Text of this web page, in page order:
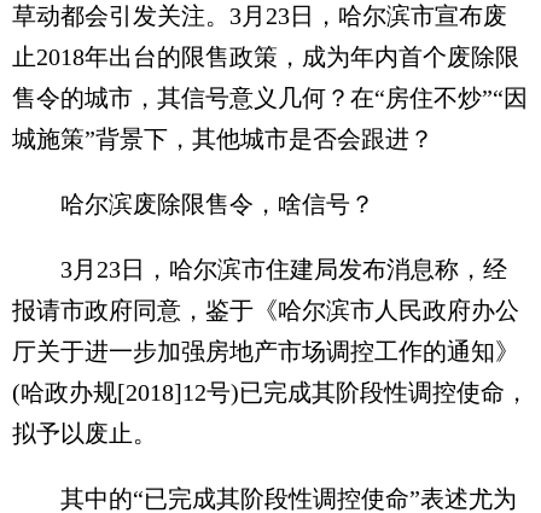
草动都会引发关注。3月23日，哈尔滨市宣布废
止2018年出台的限售政策，成为年内首个废除限
售令的城市，其信号意义几何？在“房住不炒”“因
城施策”背景下，其他城市是否会跟进？
哈尔滨废除限售令，啥信号？
3月23日，哈尔滨市住建局发布消息称，经
报请市政府同意，鉴于《哈尔滨市人民政府办公
厅关于进一步加强房地产市场调控工作的通知》
(哈政办规[2018]12号)已完成其阶段性调控使命，
拟予以废止。
其中的“已完成其阶段性调控使命”表述尤为